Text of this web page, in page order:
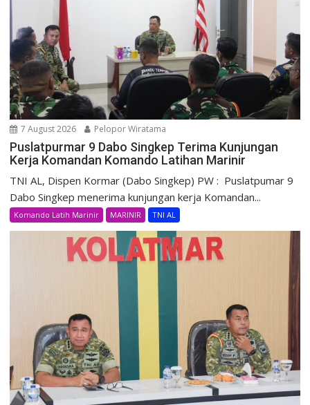
7 August 2026 Pelopor Wiratama
Puslatpurmar 9 Dabo Singkep Terima Kunjungan
Kerja Komandan Komando Latihan Marinir
TNI AL, Dispen Kormar (Dabo Singkep) PW : Puslatpumar 9
Dabo Singkep menerima kunjungan kerja Komandan...
Komando Latih Marinir MARINIR TNI AL